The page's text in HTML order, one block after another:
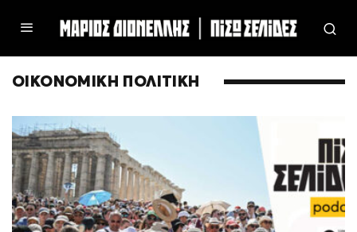
ΟΙΚΟΝΟΜΙΚΗ ΠΟΛΙΤΙΚΗ